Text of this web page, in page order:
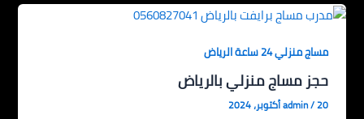
مساج منزلي 24 ساعة الرياض
حجز مساج منزلي بالرياض
admin/20 أكتوبر، 2024